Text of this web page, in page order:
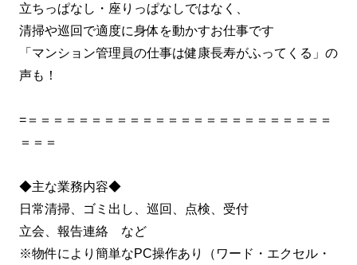
立ちっぱなし・座りっぱなしではなく、
清掃や巡回で適度に身体を動かすお仕事です
「マンション管理員の仕事は健康長寿がふってくる」の
声も！
=＝＝＝＝＝＝＝＝＝＝＝＝＝＝＝＝＝＝＝＝＝＝＝＝
＝＝＝
◆主な業務内容◆
日常清掃、ゴミ出し、巡回、点検、受付
立会、報告連絡 など
※物件により簡単なPC操作あり（ワード・エクセル・